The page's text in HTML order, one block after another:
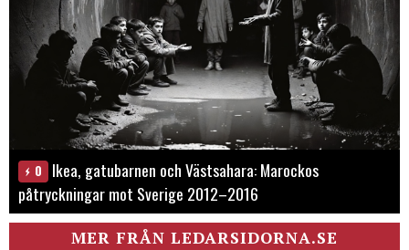
0
Ikea, gatubarnen och Västsahara: Marockos
påtryckningar mot Sverige 2012–2016
MER FRÅN LEDARSIDORNA.SE